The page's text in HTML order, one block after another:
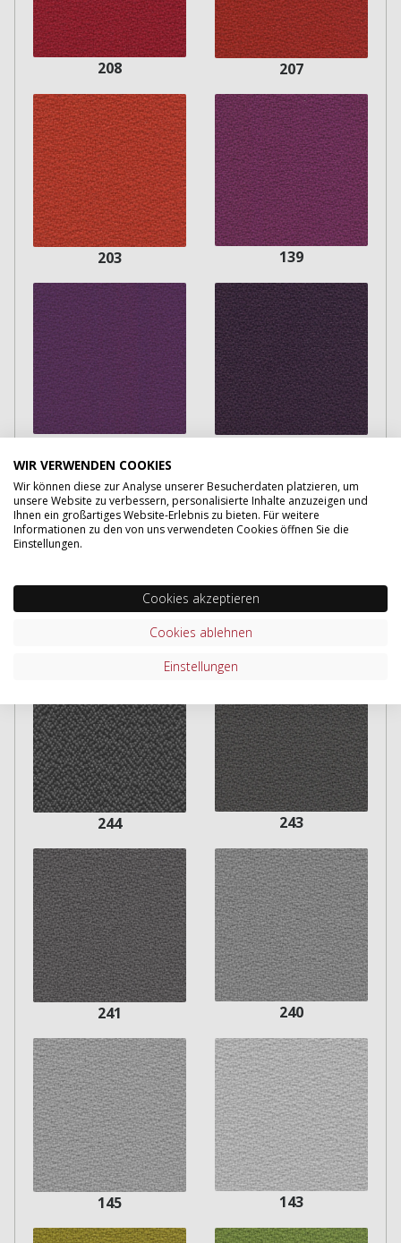
208 207
203 139
244 243
241 240
145 143
WIR VERWENDEN COOKIES
Wir können diese zur Analyse unserer Besucherdaten platzieren, um
unsere Website zu verbessern, personalisierte Inhalte anzuzeigen und
Ihnen ein großartiges Website-Erlebnis zu bieten. Für weitere
Informationen zu den von uns verwendeten Cookies öffnen Sie die
Einstellungen.
Cookies akzeptieren
Cookies ablehnen
Einstellungen